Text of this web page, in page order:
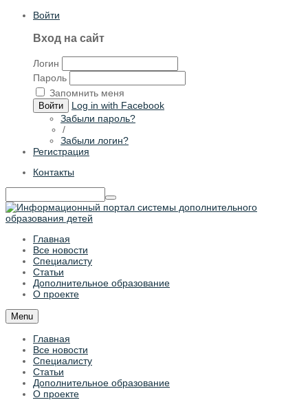
Войти
Вход на сайт
Логин
Пароль
Запомнить меня
Войти
Log in with Facebook
Забыли пароль?
/
Забыли логин?
Регистрация
Контакты
Главная
Все новости
Специалисту
Статьи
Дополнительное образование
О проекте
Menu
Главная
Все новости
Специалисту
Статьи
Дополнительное образование
О проекте